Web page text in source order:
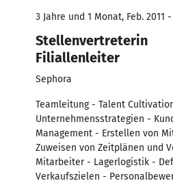
3 Jahre und 1 Monat, Feb. 2011 -
Stellenvertreterin
Filiallenleiter
Sephora
Teamleitung - Talent
Unternehmensstrategien -
Management - Erstellen von
Zuweisen von Zeitplänen und
Mitarbeiter - Lagerlogistik -
Verkaufszielen -